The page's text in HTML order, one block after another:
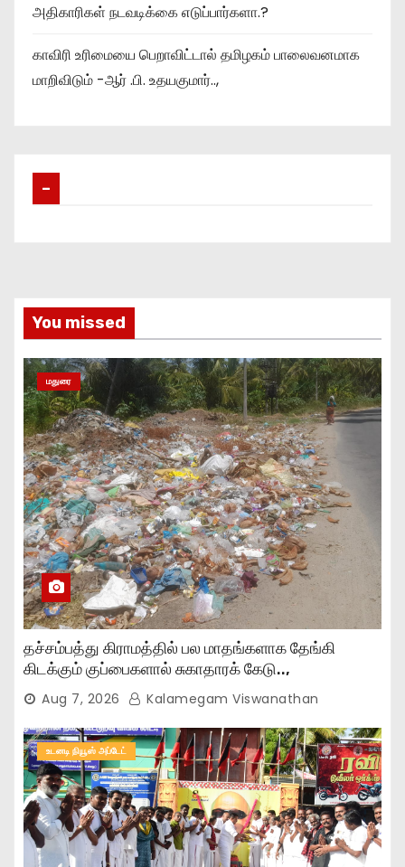
அதிகாரிகள் நடவடிக்கை எடுப்பார்களா.?
காவிரி உரிமையை பெறாவிட்டால் தமிழகம் பாலைவனமாக
மாறிவிடும் -ஆர் .பி. உதயகுமார்..,
–
You missed
மதுரை
தச்சம்பத்து கிராமத்தில் பல மாதங்களாக தேங்கி
கிடக்கும் குப்பைகளால் சுகாதாரக் கேடு..,
Aug 7, 2026 Kalamegam Viswanathan
உடனடி நியூஸ் அப்டேட்